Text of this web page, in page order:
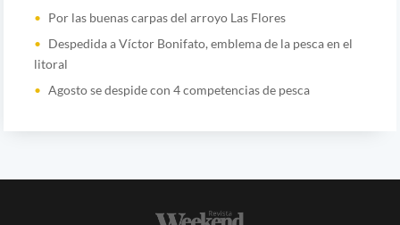
Por las buenas carpas del arroyo Las Flores
Despedida a Víctor Bonifato, emblema de la pesca en el
litoral
Agosto se despide con 4 competencias de pesca